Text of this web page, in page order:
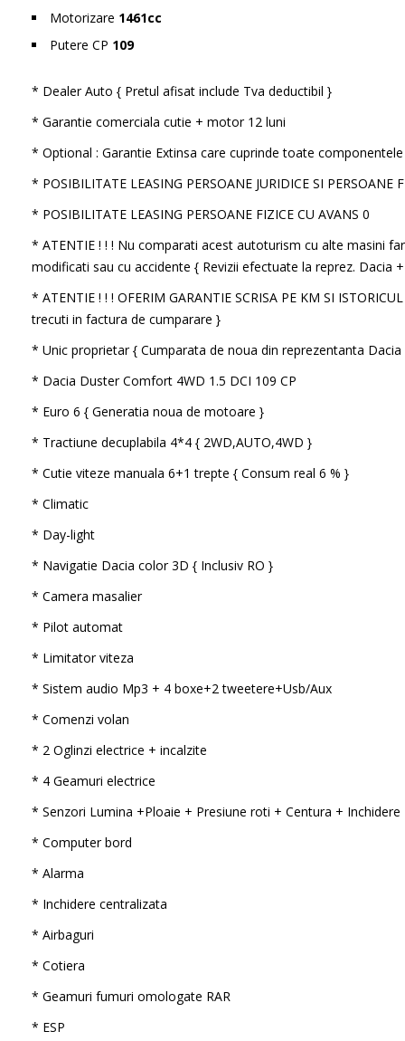
Motorizare 1461cc
Putere CP 109
* Dealer Auto { Pretul afisat include Tva deductibil }
* Garantie comerciala cutie + motor 12 luni
* Optional : Garantie Extinsa care cuprinde toate
* POSIBILITATE LEASING PERSOANE JURIDICE SI PERSOANE
* POSIBILITATE LEASING PERSOANE FIZICE CU AVANS 0
* ATENTIE ! ! ! Nu comparati acest autoturism cu alte masini
modificati sau cu accidente { Revizii efectuate la reprez. Dacia
* ATENTIE ! ! ! OFERIM GARANTIE SCRISA PE KM SI
trecuti in factura de cumparare }
* Unic proprietar { Cumparata de noua din reprezentanta Dacia
* Dacia Duster Comfort 4WD 1.5 DCI 109 CP
* Euro 6 { Generatia noua de motoare }
* Tractiune decuplabila 4*4 { 2WD,AUTO,4WD }
* Cutie viteze manuala 6+1 trepte { Consum real 6 % }
* Climatic
* Day-light
* Navigatie Dacia color 3D { Inclusiv RO }
* Camera masalier
* Pilot automat
* Limitator viteza
* Sistem audio Mp3 + 4 boxe+2 tweetere+Usb/Aux
* Comenzi volan
* 2 Oglinzi electrice + incalzite
* 4 Geamuri electrice
* Senzori Lumina +Ploaie + Presiune roti + Centura + Inchidere
* Computer bord
* Alarma
* Inchidere centralizata
* Airbaguri
* Cotiera
* Geamuri fumuri omologate RAR
* ESP